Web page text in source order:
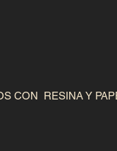
CON  RESINA Y